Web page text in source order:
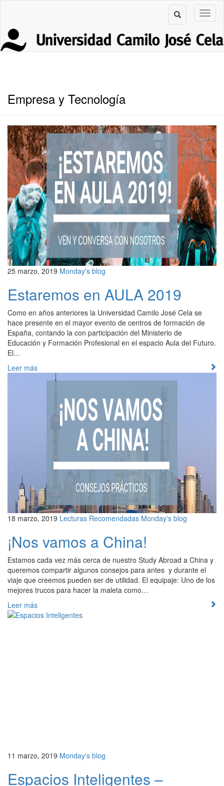
Empresa y Tecnología
25 marzo, 2019 Monday's blog
Estaremos en AULA 2019
Como en años anteriores la Universidad Camilo José Cela se
hace presente en el mayor evento de centros de formación de
España, contando la con participación del Ministerio de
Educación y Formación Profesional en el espacio Aula del Futuro.
El…
Leer más
18 marzo, 2019 Lecturas Recomendadas Monday's blog
¡Nos vamos a China!
Estamos cada vez más cerca de nuestro Study Abroad a China y
queremos compartir algunos consejos para antes y durante el
viaje que creemos pueden ser de utilidad. El equipaje: Uno de los
mejores trucos para hacer la maleta como…
Leer más
11 marzo, 2019 Monday's blog
Espacios Inteligentes –